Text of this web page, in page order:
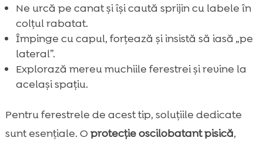
Ne urcă pe canat și își caută sprijin cu labele în
colțul rabatat.
Împinge cu capul, forțează și insistă să iasă „pe
lateral”.
Explorază mereu muchiile ferestrei și revine la
același spațiu.
Pentru ferestrele de acest tip, soluțiile dedicate
sunt esențiale. O protecție oscilobatant pisică,